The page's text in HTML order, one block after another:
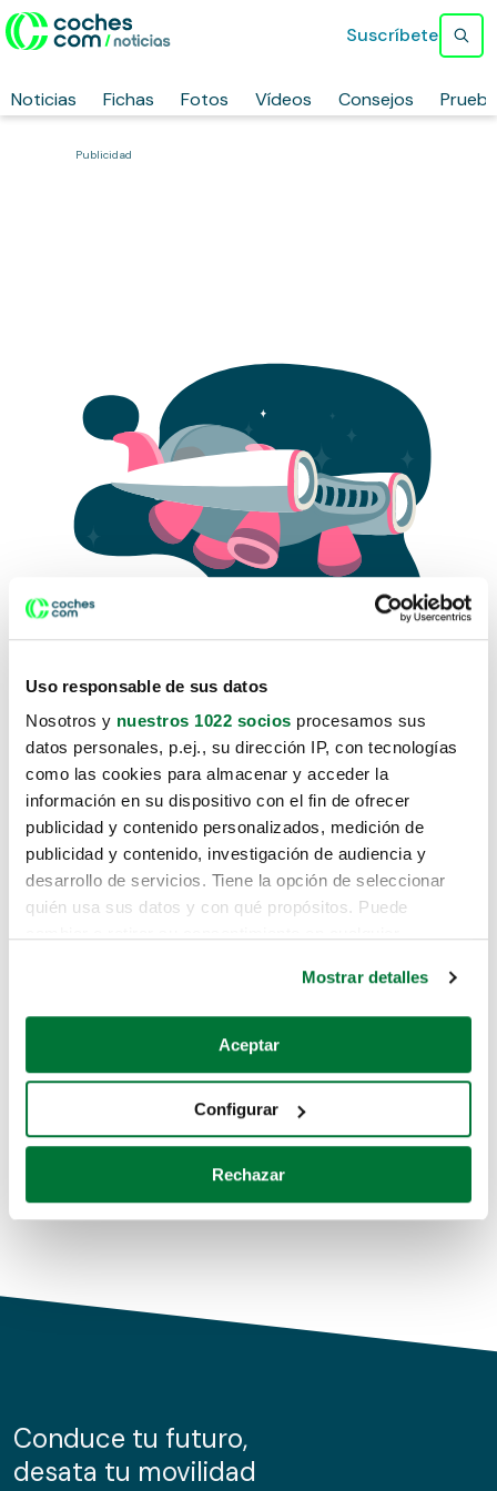
Uso responsable de sus datos
Nosotros y nuestros 1022 socios procesamos sus
datos personales, p.ej., su dirección IP, con tecnologías
como las cookies para almacenar y acceder la
información en su dispositivo con el fin de ofrecer
publicidad y contenido personalizados, medición de
publicidad y contenido, investigación de audiencia y
desarrollo de servicios. Tiene la opción de seleccionar
quién usa sus datos y con qué propósitos. Puede
Si lo permite, también quisiéramos:
Recopilar información sobre su ubicación geográfica
Identificar su dispositivo analizándolo activamente
para buscar características específicas (huellas
Obtenga más información sobre cómo se procesan sus
de cookies.
información sobre el uso que haga del sitio web con
nuestros partners de redes sociales, publicidad y análisis
Mostrar detalles
Aceptar
Configurar
Rechazar
Noticias Fichas Fotos Vídeos Consejos
Suscríbete
Publicidad
Lo sentimos, no sabemos como
te hemos traido hasta aquí.
Pero puedes encontrar el coche que estás
buscando en alguno de estos enlaces:
Coches de segunda mano
Coches de km0
Conduce tu futuro,
desata tu movilidad